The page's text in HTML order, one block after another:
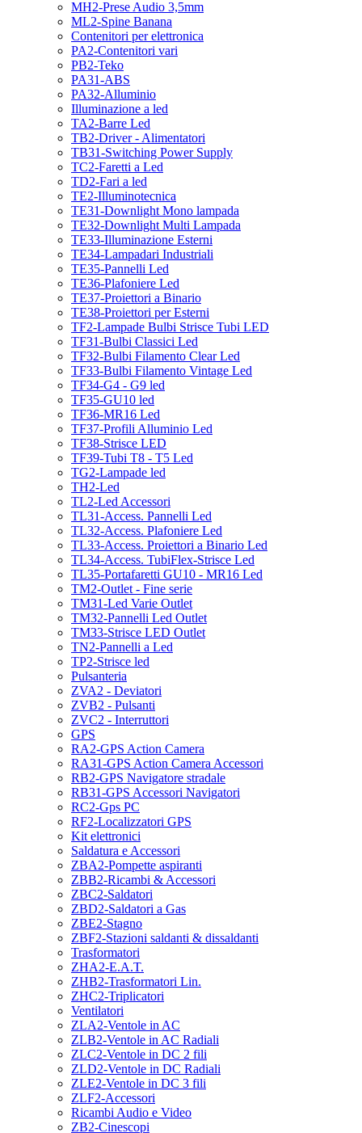
MH2-Prese Audio 3,5mm
ML2-Spine Banana
Contenitori per elettronica
PA2-Contenitori vari
PB2-Teko
PA31-ABS
PA32-Alluminio
Illuminazione a led
TA2-Barre Led
TB2-Driver - Alimentatori
TB31-Switching Power Supply
TC2-Faretti a Led
TD2-Fari a led
TE2-Illuminotecnica
TE31-Downlight Mono lampada
TE32-Downlight Multi Lampada
TE33-Illuminazione Esterni
TE34-Lampadari Industriali
TE35-Pannelli Led
TE36-Plafoniere Led
TE37-Proiettori a Binario
TE38-Proiettori per Esterni
TF2-Lampade Bulbi Strisce Tubi LED
TF31-Bulbi Classici Led
TF32-Bulbi Filamento Clear Led
TF33-Bulbi Filamento Vintage Led
TF34-G4 - G9 led
TF35-GU10 led
TF36-MR16 Led
TF37-Profili Alluminio Led
TF38-Strisce LED
TF39-Tubi T8 - T5 Led
TG2-Lampade led
TH2-Led
TL2-Led Accessori
TL31-Access. Pannelli Led
TL32-Access. Plafoniere Led
TL33-Access. Proiettori a Binario Led
TL34-Access. TubiFlex-Strisce Led
TL35-Portafaretti GU10 - MR16 Led
TM2-Outlet - Fine serie
TM31-Led Varie Outlet
TM32-Pannelli Led Outlet
TM33-Strisce LED Outlet
TN2-Pannelli a Led
TP2-Strisce led
Pulsanteria
ZVA2 - Deviatori
ZVB2 - Pulsanti
ZVC2 - Interruttori
GPS
RA2-GPS Action Camera
RA31-GPS Action Camera Accessori
RB2-GPS Navigatore stradale
RB31-GPS Accessori Navigatori
RC2-Gps PC
RF2-Localizzatori GPS
Kit elettronici
Saldatura e Accessori
ZBA2-Pompette aspiranti
ZBB2-Ricambi & Accessori
ZBC2-Saldatori
ZBD2-Saldatori a Gas
ZBE2-Stagno
ZBF2-Stazioni saldanti & dissaldanti
Trasformatori
ZHA2-E.A.T.
ZHB2-Trasformatori Lin.
ZHC2-Triplicatori
Ventilatori
ZLA2-Ventole in AC
ZLB2-Ventole in AC Radiali
ZLC2-Ventole in DC 2 fili
ZLD2-Ventole in DC Radiali
ZLE2-Ventole in DC 3 fili
ZLF2-Accessori
Ricambi Audio e Video
ZB2-Cinescopi